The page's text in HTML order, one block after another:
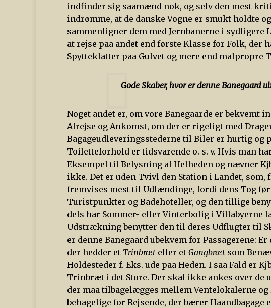
indfinder sig saamænd nok, og selv den mest
indrømme, at de danske Vogne er smukt holdte
sammenligner dem med Jernbanerne i sydligere
at rejse paa andet end første Klasse for Folk, der
Spytteklatter paa Gulvet og mere end malpropre
Gode Skaber, hvor er denne Banegaard
Noget andet er, om vore Banegaarde er bekvemt
Afrejse og Ankomst, om der er rigeligt med
Bagageudleveringsstederne til Biler er hurtig og
Toiletteforhold er tidsvarende o. s. v. Hvis man
Eksempel til Belysning af Helheden og nævner
ikke. Det er uden Tvivl den Station i Landet, som,
fremvises mest til Udlændinge, fordi dens Tog
Turistpunkter og Badehoteller, og den tillige
dels har Sommer- eller Vinterbolig i Villabyerne
Udstrækning benytter den til deres Udflugter til
er denne Banegaard ubekvem for Passagerene:
der hedder et Trinbræt eller etGangbræt som
Holdesteder f. Eks. ude paa Heden. I saa Fald er
Trinbræt i det Store. Der skal ikke ankes over de
der maa tilbagelægges mellem Ventelokalerne
behagelige for Rejsende, der bærer